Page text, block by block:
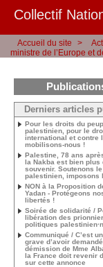
Collectif
Accueil du site >
ministre de l’Europe et
Derniers articles
Pour les droits du
palestinien, pour le
international et contre
mobilisons-nous !
Palestine, 78 ans
la Nakba est bien plus
souvenir. Soutenons
palestinien, imposons
NON à la Proposition
Yadan - Protégeons
libertés !
Soirée de solidarité /
libération des
politiques
Communiqué / C’est
grave d’avoir
démission de Mme
la France doit revenir
sur cette annonce